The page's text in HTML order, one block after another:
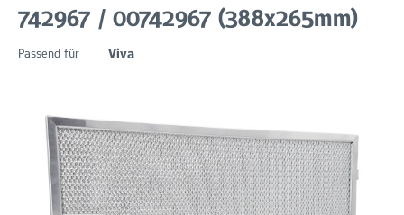
742967 / 00742967 (388x265mm)
Passend für Viva